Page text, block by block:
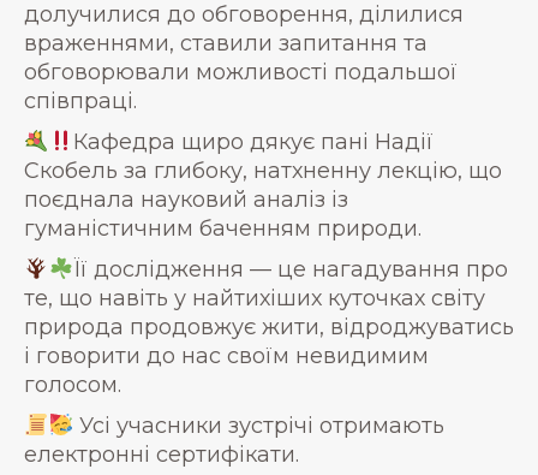
долучилися до обговорення, ділилися
враженнями, ставили запитання та
обговорювали можливості подальшої
співпраці.
Кафедра щиро дякує пані Надії
Скобель за глибоку, натхненну лекцію, що
поєднала науковий аналіз із
гуманістичним баченням природи.
Її дослідження — це нагадування про
те, що навіть у найтихіших куточках світу
природа продовжує жити, відроджуватись
і говорити до нас своїм невидимим
голосом.
Усі учасники зустрічі отримають
електронні сертифікати.